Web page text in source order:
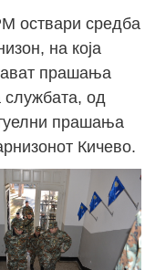
оствари средба
на која
прашања
од
прашања
Кичево.